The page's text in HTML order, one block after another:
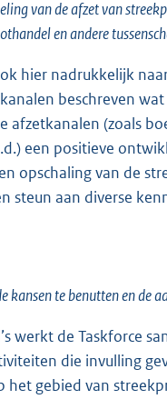
van de afzet van
en andere
hier nadrukkelijk
beschreven
afzetkanalen (zoals
een positieve
opschaling van de
steun aan diverse
te benutten en de
werkt de Taskforce
die invulling
het gebied van